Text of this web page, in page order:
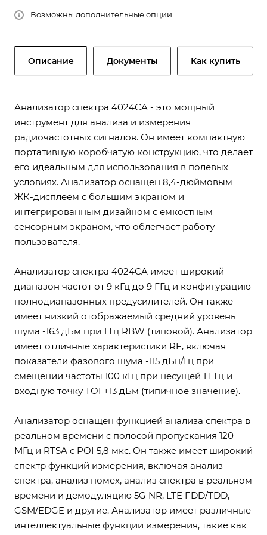
Возможны дополнительные опции
Описание Документы Как купить
Анализатор спектра 4024CA - это мощный
инструмент для анализа и измерения
радиочастотных сигналов. Он имеет компактную
портативную коробчатую конструкцию, что делает
его идеальным для использования в полевых
условиях. Анализатор оснащен 8,4-дюймовым
ЖК-дисплеем с большим экраном и
интегрированным дизайном с емкостным
сенсорным экраном, что облегчает работу
пользователя.
Анализатор спектра 4024CA имеет широкий
диапазон частот от 9 кГц до 9 ГГц и конфигурацию
полнодиапазонных предусилителей. Он также
имеет низкий отображаемый средний уровень
шума -163 дБм при 1 Гц RBW (типовой). Анализатор
имеет отличные характеристики RF, включая
показатели фазового шума -115 дБн/Гц при
смещении частоты 100 кГц при несущей 1 ГГц и
входную точку TOI +13 дБм (типичное значение).
Анализатор оснащен функцией анализа спектра в
реальном времени с полосой пропускания 120
МГц и RTSA с POI 5,8 мкс. Он также имеет широкий
спектр функций измерения, включая анализ
спектра, анализ помех, анализ спектра в реальном
времени и демодуляцию 5G NR, LTE FDD/TDD,
GSM/EDGE и другие. Анализатор имеет различные
интеллектуальные функции измерения, такие как